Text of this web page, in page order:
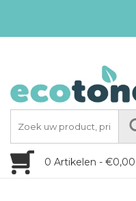
0 Artikelen - €0,00